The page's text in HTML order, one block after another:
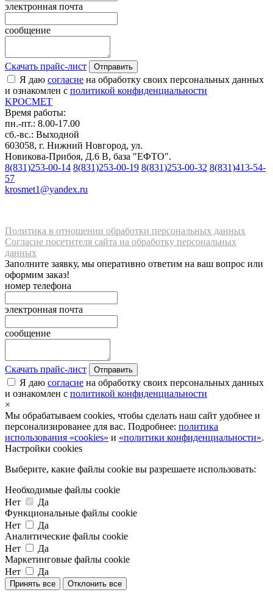
электронная почта
сообщение
Скачать прайс-лист Отправить
Я даю согласие на обработку своих персональных данных
и ознакомлен с политикой конфиденциальности
KРОСМЕТ
Время работы:
пн.-пт.: 8.00-17.00
сб.-вс.: Выходной
603058, г. Нижний Новгород, ул.
Новикова-Прибоя, Д.6 В, база "ЕФТО".
8(831)253-00-14 8(831)253-00-19 8(831)253-00-32 8(831)413-54-
57
krosmet1@yandex.ru
Политика в отношении обработки персональных данных
Согласие посетителя сайта на обработку персональных
данных
Заполните заявку, мы оперативно ответим на ваш вопрос или
оформим заказ!
номер телефона
электронная почта
сообщение
Скачать прайс-лист Отправить
Я даю согласие на обработку своих персональных данных
и ознакомлен с политикой конфиденциальности
×
Мы обрабатываем cookies, чтобы сделать наш сайт удобнее и
персонализированее для вас. Подробнее: политика
использования «cookies» и «политики конфиденциальности».
Настройки cookies
Выберите, какие файлы cookie вы разрешаете использовать:
Необходимые файлы cookie
Нет
Да
Функциональные файлы cookie
Нет
Да
Аналитические файлы cookie
Нет
Да
Маркетинговые файлы cookie
Нет
Да
Принять все Отклонить все